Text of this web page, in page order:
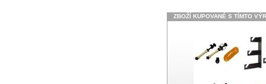
ZBOŽÍ KUPOVANÉ S TÍMTO